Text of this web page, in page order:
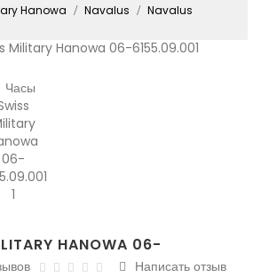
Hanowa
Navalus Navalus
HANOWA 06-
Написать отзыв